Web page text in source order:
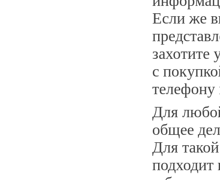
Если же
захотите
с
Для
общее
Для
подходит